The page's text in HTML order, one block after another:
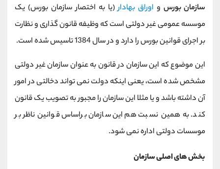
سازمان بورسو اوراق بهادار(یا به اختصار سازمان بورس) یک
موسسه عمومی غیر دولتی است که وظیفه قانون گذاری و نظارت
بر اجرای قوانین بورس را دارد و در سال 1384 تاسیس شده است.
این موضوع که این سازمان در قانون به عنوان سازمان غیر دولتی
مشخص شده است، یعنی اینکه دولت نمی تواند دخالتی در امور
آن داشته باشد و یا مثلا این سازمان را مجبور به تصویب یک قانون
کند. به همین نسبت هم این سازمان براساس قوانین ناظر بر
موسسات دولتی اداره نمی شود.
بخش های اصلی سازمان